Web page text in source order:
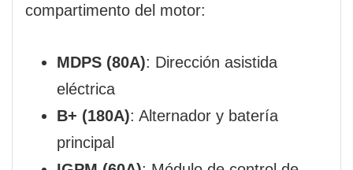
compartimento del motor:
MDPS (80A): Dirección asistida
eléctrica
B+ (180A): Alternador y batería
principal